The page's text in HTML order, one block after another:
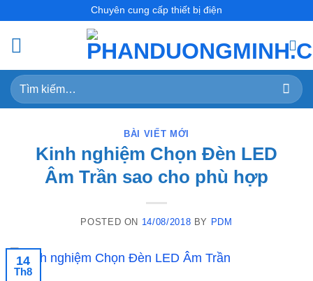
content
Chuyên cung cấp thiết bị điện
Tìm
kiếm:
BÀI VIẾT MỚI
Kinh nghiệm Chọn Đèn LED
Âm Trần sao cho phù hợp
POSTED ON 14/08/2018 BY PDM
14
Th8